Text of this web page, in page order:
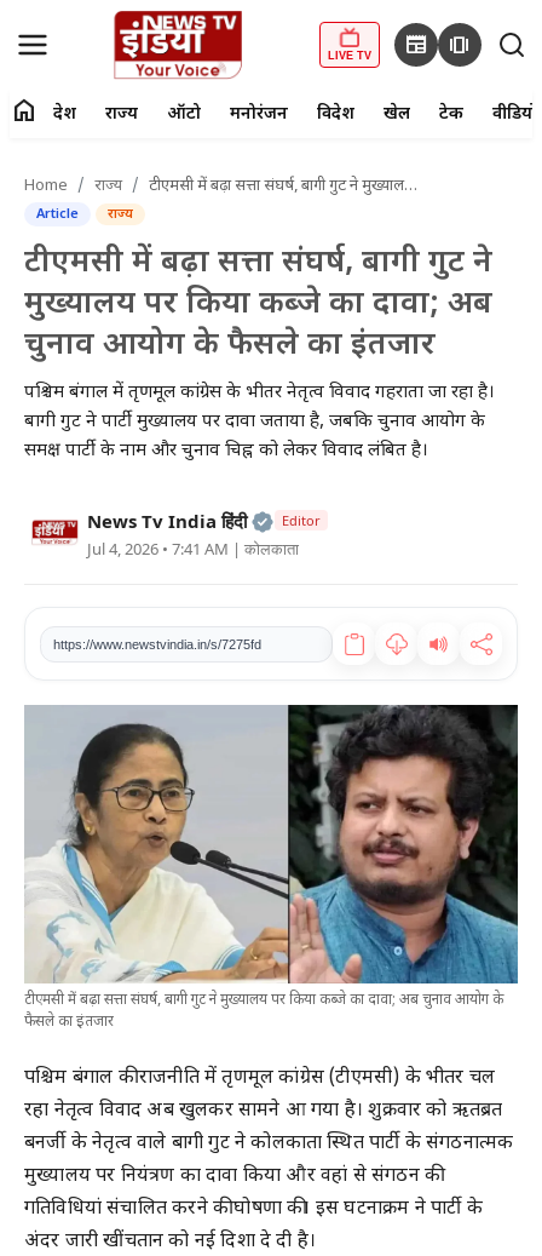
LIVE TV newspaper amp_stories
Home
राज्य
ऑटो
मनोरंजन
विदेश
टेक
लाइफस्टाइल
कारोबार
home देश राज्य ऑटो मनोरंजन विदेश खेल टेक वीडियो
Home राज्य टीएमसी में बढ़ा सत्ता संघर्ष, बागी गुट ने मुख्यालय पर किया कब्जे का दावा; अब चुनाव आयोग के फैसले का इंतजार
Article राज्य
टीएमसी में बढ़ा सत्ता संघर्ष, बागी गुट ने
मुख्यालय पर किया कब्जे का दावा; अब
चुनाव आयोग के फैसले का इंतजार
पश्चिम बंगाल में तृणमूल कांग्रेस के भीतर नेतृत्व विवाद गहराता जा रहा है।
बागी गुट ने पार्टी मुख्यालय पर दावा जताया है, जबकि चुनाव आयोग के
समक्ष पार्टी के नाम और चुनाव चिह्न को लेकर विवाद लंबित है।
News Tv India हिंदी Official | Verified Expert • 27
Editor
Jul 4, 2026 • 7:41 AM | कोलकाता
https://www.newstvindia.in/s/7275fd
टीएमसी में बढ़ा सत्ता संघर्ष, बागी गुट ने मुख्यालय पर किया कब्जे का दावा; अब चुनाव आयोग के
फैसले का इंतजार
पश्चिम बंगाल की राजनीति में तृणमूल कांग्रेस (टीएमसी) के भीतर चल
रहा नेतृत्व विवाद अब खुलकर सामने आ गया है। शुक्रवार को ऋतब्रत
बनर्जी के नेतृत्व वाले बागी गुट ने कोलकाता स्थित पार्टी के संगठनात्मक
मुख्यालय पर नियंत्रण का दावा किया और वहां से संगठन की
गतिविधियां संचालित करने की घोषणा की। इस घटनाक्रम ने पार्टी के
अंदर जारी खींचतान को नई दिशा दे दी है।